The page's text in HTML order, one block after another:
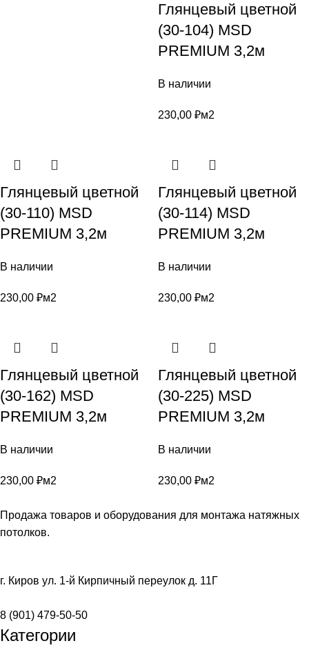
Глянцевый цветной
(30-104) MSD
PREMIUM 3,2м
В наличии
230,00 ₽м2
Глянцевый цветной
(30-110) MSD
PREMIUM 3,2м
В наличии
230,00 ₽м2
Глянцевый цветной
(30-114) MSD
PREMIUM 3,2м
В наличии
230,00 ₽м2
Глянцевый цветной
(30-162) MSD
PREMIUM 3,2м
В наличии
230,00 ₽м2
Глянцевый цветной
(30-225) MSD
PREMIUM 3,2м
В наличии
230,00 ₽м2
Продажа товаров и оборудования для монтажа натяжных
потолков.
г. Киров ул. 1-й Кирпичный переулок д. 11Г
8 (901) 479-50-50
Категории